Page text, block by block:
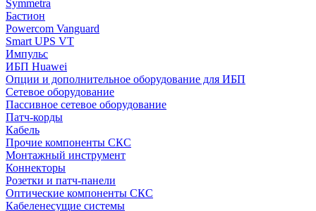
Symmetra
Бастион
Powercom Vanguard
Smart UPS VT
Импульс
ИБП Huawei
Опции и дополнительное оборудование для ИБП
Сетевое оборудование
Пассивное сетевое оборудование
Патч-корды
Кабель
Прочие компоненты СКС
Монтажный инструмент
Коннекторы
Розетки и патч-панели
Оптические компоненты СКС
Кабеленесущие системы